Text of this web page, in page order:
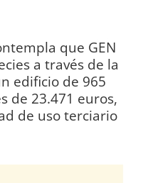
que GEN
a través de la
edificio de 965
de 23.471 euros,
de uso terciario